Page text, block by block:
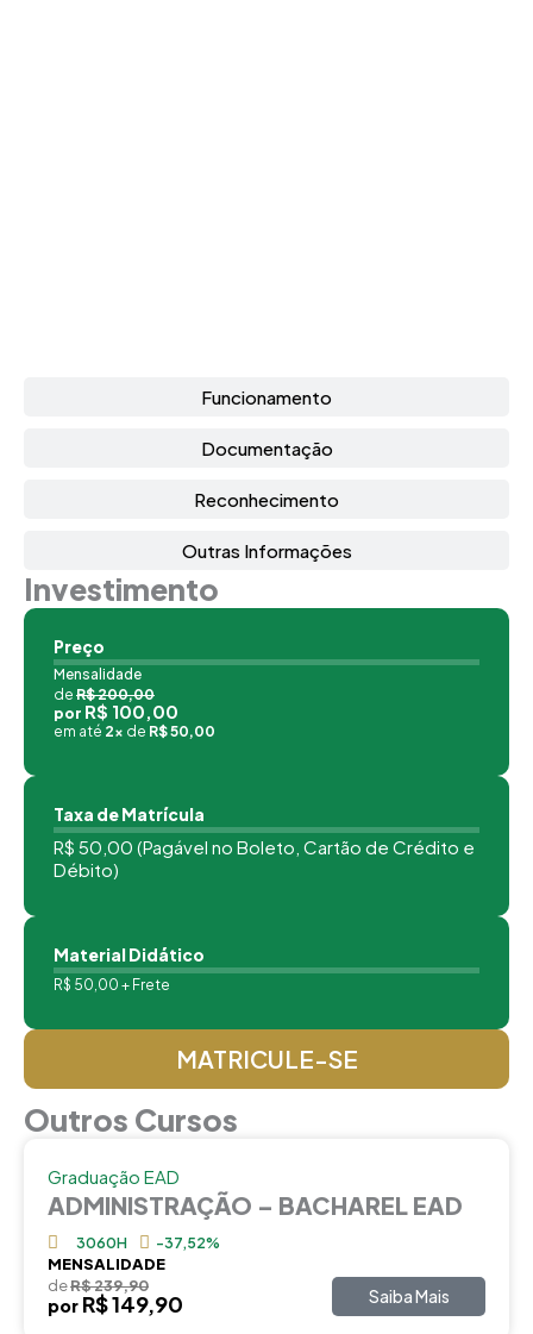
Funcionamento
Documentação
Reconhecimento
Outras Informações
Investimento
Preço
Mensalidade
de R$ 200,00
por R$ 100,00
em até 2x de R$ 50,00
Taxa de Matrícula
R$ 50,00 (Pagável no Boleto, Cartão de Crédito e
Débito)
Material Didático
R$ 50,00 + Frete
MATRICULE-SE
Outros Cursos
Graduação EAD
ADMINISTRAÇÃO – BACHAREL EAD
3060H -37,52%
MENSALIDADE
deR$ 239,90
por R$ 149,90 Saiba Mais